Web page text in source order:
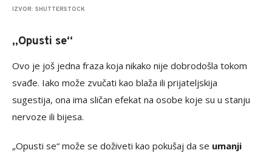
IZVOR: SHUTTERSTOCK
„Opusti se“
Ovo je još jedna fraza koja nikako nije dobrodošla tokom
svađe. Iako može zvučati kao blaža ili prijateljskija
sugestija, ona ima sličan efekat na osobe koje su u stanju
nervoze ili bijesa.
„Opusti se“ može se doživeti kao pokušaj da se umanji